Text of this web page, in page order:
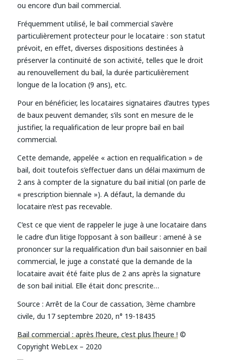
ou encore d’un bail commercial.
Fréquemment utilisé, le bail commercial s’avère
particulièrement protecteur pour le locataire : son statut
prévoit, en effet, diverses dispositions destinées à
préserver la continuité de son activité, telles que le droit
au renouvellement du bail, la durée particulièrement
longue de la location (9 ans), etc.
Pour en bénéficier, les locataires signataires d’autres types
de baux peuvent demander, s’ils sont en mesure de le
justifier, la requalification de leur propre bail en bail
commercial.
Cette demande, appelée « action en requalification » de
bail, doit toutefois s’effectuer dans un délai maximum de
2 ans à compter de la signature du bail initial (on parle de
« prescription biennale »). A défaut, la demande du
locataire n’est pas recevable.
C’est ce que vient de rappeler le juge à une locataire dans
le cadre d’un litige l’opposant à son bailleur : amené à se
prononcer sur la requalification d’un bail saisonnier en bail
commercial, le juge a constaté que la demande de la
locataire avait été faite plus de 2 ans après la signature
de son bail initial. Elle était donc prescrite…
Source : Arrêt de la Cour de cassation, 3ème chambre
civile, du 17 septembre 2020, n° 19-18435
Bail commercial : après l’heure, c’est plus l’heure ! ©
Copyright WebLex – 2020